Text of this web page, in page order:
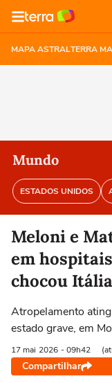
MAPA ASTRALTERRA
Mundo
ESTADOS UNIDOS
Meloni e
em
chocou Itália
Atropelamento
estado grave, em
17 mai 2026 - 09h42
Compartilhar